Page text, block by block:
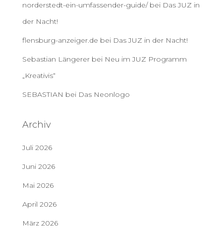
norderstedt-ein-umfassender-guide/bei Das JUZ in
der Nacht!
flensburg-anzeiger.de bei Das JUZ in der Nacht!
Sebastian Längerer bei Neu im JUZ Programm
„Kreativis“
SEBASTIAN bei Das Neonlogo
Archiv
Juli 2026
Juni 2026
Mai 2026
April 2026
März 2026